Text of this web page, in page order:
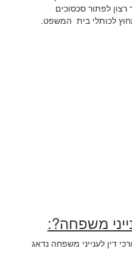
רצון לפתור סכסוכים
לכותלי בית המשפט.
משפחה?:
דין לענייני משפחה נדאג